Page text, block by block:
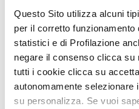
Questo Sito utilizza alcuni
per il corretto
statistici e di Profilazione
negare il consenso clicca
tutti i cookie clicca su
autonomamente
su personalizza. Se vuoi